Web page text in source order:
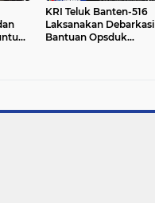
KRI Teluk Banten-516
Laksanakan Debarkasi
Bantuan Opsduk